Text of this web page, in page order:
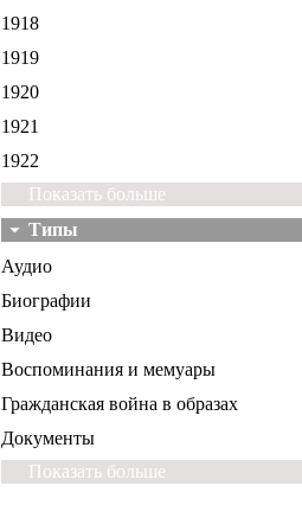
1918
1919
1920
1921
1922
Показать больше
Типы
Аудио
Биографии
Видео
Воспоминания и мемуары
Гражданская война в образах
Документы
Показать больше